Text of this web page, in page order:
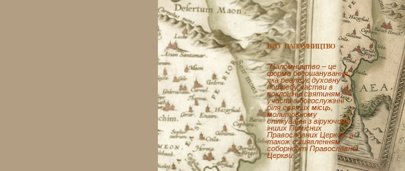
ПРО ПАЛОМНИЦТВО
"Паломництво – це
форма богошанування,
яка реалізує духовну
потребу пастви в
поклонінні святиням,
участі в богослужінні
біля святих місць,
молитовному
спілкуванні з віруючими
інших Помісних
Православних Церков, а
також є виявленням
соборності Православної
Церкви."